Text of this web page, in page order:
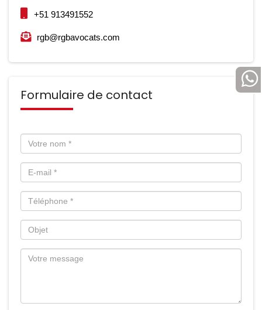
+51 913491552
rgb@rgbavocats.com
Formulaire de contact